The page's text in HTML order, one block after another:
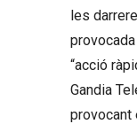
les
“acció
Gandia
provocant